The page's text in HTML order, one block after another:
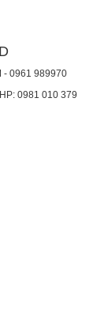
- 0961 989970
0981 010 379